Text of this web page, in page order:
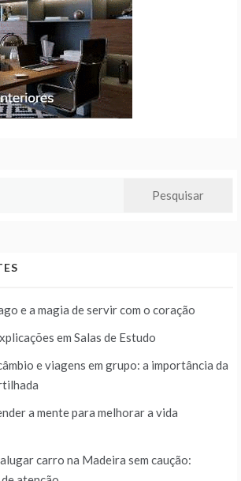
e a magia de servir com o coração
em Salas de Estudo
e viagens em grupo: a importância da
a mente para melhorar a vida
carro na Madeira sem caução: